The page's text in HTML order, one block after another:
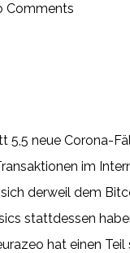
Comments
neue Corona-
im
derweil dem
stattdessen
hat einen